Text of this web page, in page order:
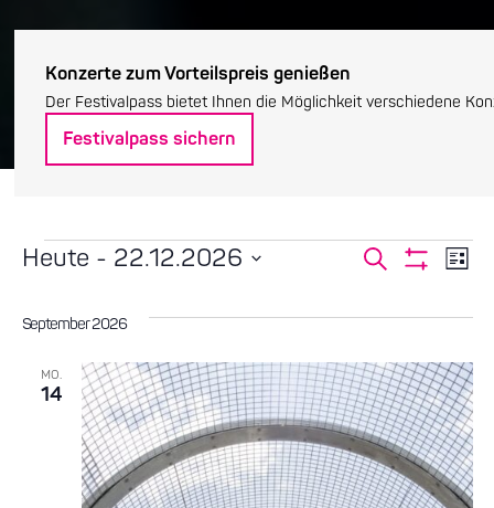
Konzerte zum Vorteilspreis genießen
Der Festivalpass bietet Ihnen die Möglichkeit verschiedene
Festivalpass sichern
Veranstaltungen
Suche
und
Suche
Liste
Heute - 22.12.2026
wählen.
September 2026
MO.
14